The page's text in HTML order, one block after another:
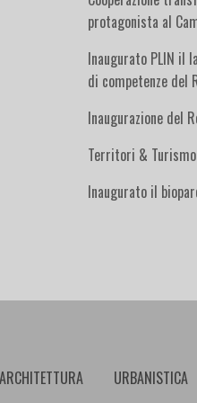
protagonista al
Inaugurato PLIN
di competenze del
Inaugurazione del
Territori & Turismo
Inaugurato il
ARCHITETTURA URBANISTICA